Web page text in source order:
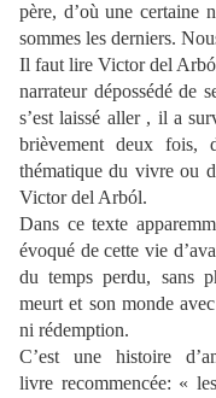
père, d’où une
sommes les derniers.
Il faut lire Victor del
narrateur dépossédé de
s’est laissé aller , il a
brièvement deux
thématique du vivre ou
Victor del Arból.
Dans ce texte
évoqué de cette vie
du temps perdu, sans
meurt et son monde
ni rédemption.
C’est une histoire
livre recommencée: «